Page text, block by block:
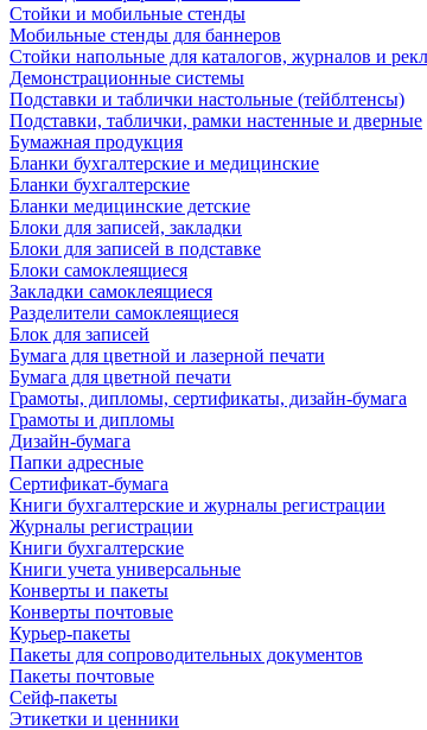
Стойки и мобильные стенды
Мобильные стенды для баннеров
Стойки напольные для каталогов, журналов и
Демонстрационные системы
Подставки и таблички настольные (тейблтенсы)
Подставки, таблички, рамки настенные и дверные
Бумажная продукция
Бланки бухгалтерские и медицинские
Бланки бухгалтерские
Бланки медицинские детские
Блоки для записей, закладки
Блоки для записей в подставке
Блоки самоклеящиеся
Закладки самоклеящиеся
Разделители самоклеящиеся
Блок для записей
Бумага для цветной и лазерной печати
Бумага для цветной печати
Грамоты, дипломы, сертификаты, дизайн-бумага
Грамоты и дипломы
Дизайн-бумага
Папки адресные
Сертификат-бумага
Книги бухгалтерские и журналы регистрации
Журналы регистрации
Книги бухгалтерские
Книги учета универсальные
Конверты и пакеты
Конверты почтовые
Курьер-пакеты
Пакеты для сопроводительных документов
Пакеты почтовые
Сейф-пакеты
Этикетки и ценники